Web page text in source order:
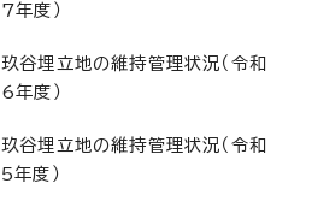
7年度）
玖谷埋立地の維持管理状況（令和
6年度）
玖谷埋立地の維持管理状況（令和
5年度）